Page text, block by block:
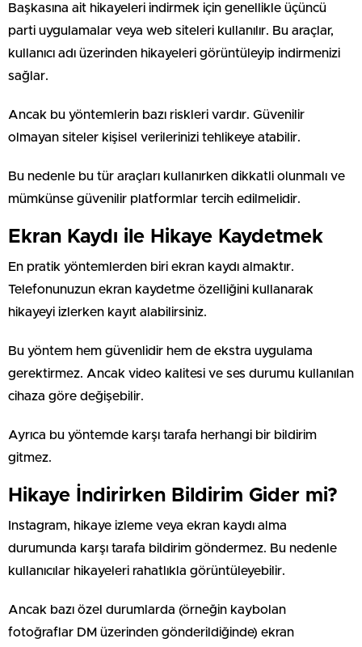
Başkasına ait hikayeleri indirmek için genellikle üçüncü
parti uygulamalar veya web siteleri kullanılır. Bu araçlar,
kullanıcı adı üzerinden hikayeleri görüntüleyip indirmenizi
sağlar.
Ancak bu yöntemlerin bazı riskleri vardır. Güvenilir
olmayan siteler kişisel verilerinizi tehlikeye atabilir.
Bu nedenle bu tür araçları kullanırken dikkatli olunmalı ve
mümkünse güvenilir platformlar tercih edilmelidir.
Ekran Kaydı ile Hikaye Kaydetmek
En pratik yöntemlerden biri ekran kaydı almaktır.
Telefonunuzun ekran kaydetme özelliğini kullanarak
hikayeyi izlerken kayıt alabilirsiniz.
Bu yöntem hem güvenlidir hem de ekstra uygulama
gerektirmez. Ancak video kalitesi ve ses durumu kullanılan
cihaza göre değişebilir.
Ayrıca bu yöntemde karşı tarafa herhangi bir bildirim
gitmez.
Hikaye İndirirken Bildirim Gider mi?
Instagram, hikaye izleme veya ekran kaydı alma
durumunda karşı tarafa bildirim göndermez. Bu nedenle
kullanıcılar hikayeleri rahatlıkla görüntüleyebilir.
Ancak bazı özel durumlarda (örneğin kaybolan
fotoğraflar DM üzerinden gönderildiğinde) ekran